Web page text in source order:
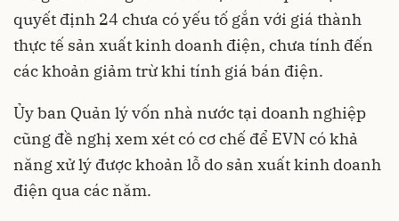
quyết định 24 chưa có yếu tố gắn với giá thành
thực tế sản xuất kinh doanh điện, chưa tính đến
các khoản giảm trừ khi tính giá bán điện.
Ủy ban Quản lý vốn nhà nước tại doanh nghiệp
cũng đề nghị xem xét có cơ chế để EVN có khả
năng xử lý được khoản lỗ do sản xuất kinh doanh
điện qua các năm.